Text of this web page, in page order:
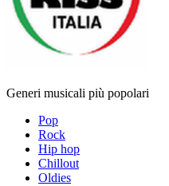
Generi musicali più popolari
Pop
Rock
Hip hop
Chillout
Oldies